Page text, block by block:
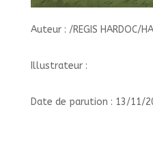
Auteur : /REGIS HARDOC/
Illustrateur :
Date de parution : 13/11/